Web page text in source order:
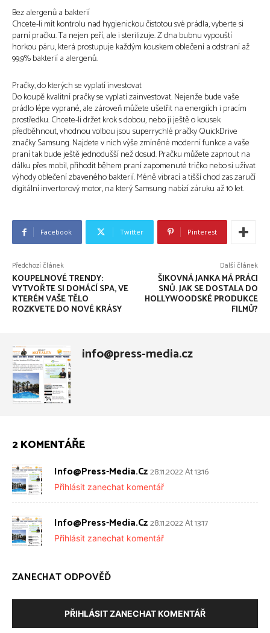
Bez alergenů a bakterií
Chcete-li mít kontrolu nad hygienickou čistotou své prádla, vyberte si
parní pračku. Ta nejen peří, ale i sterilizuje. Z dna bubnu vypouští
horkou páru, která prostupuje každým kouskem oblečení a odstraní až
99,9% bakterií a alergenů.
Pračky, do kterých se vyplatí investovat
Do koupě kvalitní pračky se vyplatí zainvestovat. Nejenže bude vaše
prádlo lépe vyprané, ale zároveň můžete ušetřit na energiích i pracím
prostředku. Chcete-li držet krok s dobou, nebo ji ještě o kousek
předběhnout, vhodnou volbou jsou superrychlé pračky QuickDrive
značky Samsung. Najdete v nich výše zmíněné moderní funkce a vaše
praní tak bude ještě jednodušší než dosud. Pračku můžete zapnout na
dálku přes mobil, přihodit během praní zapomenuté tričko nebo si užívat
výhody oblečení zbaveného bakterií. Méně vibrací a tišší chod zas zaručí
digitální invertorový motor, na který Samsung nabízí záruku až 10 let.
Facebook Twitter Pinterest
Předchozí článek
KOUPELNOVÉ TRENDY:
VYTVOŘTE SI DOMÁCÍ SPA, VE
KTERÉM VAŠE TĚLO
ROZKVETE DO NOVÉ KRÁSY
Další článek
ŠIKOVNÁ JANKA MÁ PRÁCI
SNŮ. JAK SE DOSTALA DO
HOLLYWOODSKÉ PRODUKCE
FILMŮ?
info@press-media.cz
2 KOMENTÁŘE
Info@press-Media.cz28.11.2022 At 13:16
Přihlásit zanechat komentář
Info@press-Media.cz28.11.2022 At 13:17
Přihlásit zanechat komentář
ZANECHAT ODPOVĚĎ
PŘIHLÁSIT ZANECHAT KOMENTÁŘ